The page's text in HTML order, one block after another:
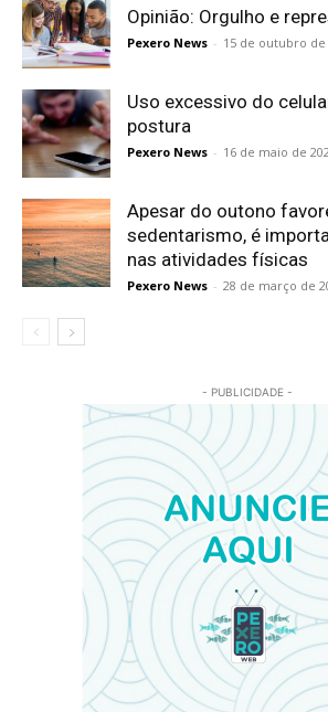
Opinião: Orgulho e
Pexero News - 15 de outubro de
Uso excessivo do
postura
Pexero News - 16 de maio de
Apesar do outono
sedentarismo, é
nas atividades físicas
Pexero News - 28 de março de
- PUBLICIDADE -